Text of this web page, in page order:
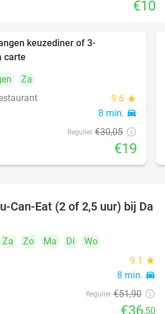
€10
keuzediner of 3-
carte
Za
9.6 star
8 min. directions_car
Regulier €30,05
€19
30%
Can-Eat (2 of 2,5 uur) bij Da
Za Zo Ma Di
Wo
9.1 star
8 min. directions_car
Regulier €51,90
€36,50